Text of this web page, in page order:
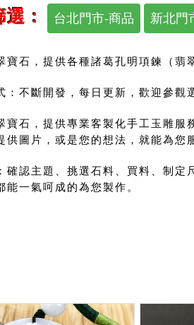
： 台北門市-商品 新北門
寶石，提供各種諸葛孔明項鍊（翡
：不斷開發，每日更新，歡迎參觀
寶石，提供專業客製化手工玉雕服
供圖片，或是您的想法，就能為您
確認主題、挑選石料、買料、制
能一氣呵成的為您製作。